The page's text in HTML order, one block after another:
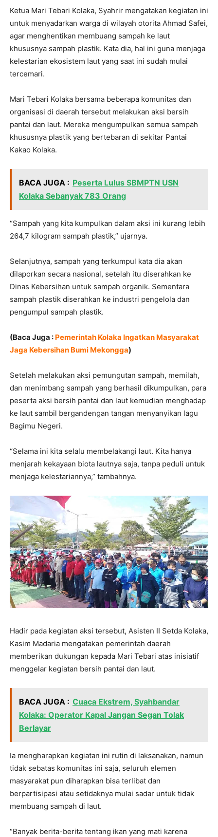
Ketua Mari Tebari Kolaka, Syahrir mengatakan kegiatan ini
untuk menyadarkan warga di wilayah otorita Ahmad Safei,
agar menghentikan membuang sampah ke laut
khususnya sampah plastik. Kata dia, hal ini guna menjaga
kelestarian ekosistem laut yang saat ini sudah mulai
tercemari.
Mari Tebari Kolaka bersama beberapa komunitas dan
organisasi di daerah tersebut melakukan aksi bersih
pantai dan laut. Mereka mengumpulkan semua sampah
khususnya plastik yang bertebaran di sekitar Pantai
Kakao Kolaka.
BACA JUGA : Peserta Lulus SBMPTN USN
Kolaka Sebanyak 783 Orang
“Sampah yang kita kumpulkan dalam aksi ini kurang lebih
264,7 kilogram sampah plastik,” ujarnya.
Selanjutnya, sampah yang terkumpul kata dia akan
dilaporkan secara nasional, setelah itu diserahkan ke
Dinas Kebersihan untuk sampah organik. Sementara
sampah plastik diserahkan ke industri pengelola dan
pengumpul sampah plastik.
(Baca Juga : Pemerintah Kolaka Ingatkan Masyarakat
Jaga Kebersihan Bumi Mekongga)
Setelah melakukan aksi pemungutan sampah, memilah,
dan menimbang sampah yang berhasil dikumpulkan, para
peserta aksi bersih pantai dan laut kemudian menghadap
ke laut sambil bergandengan tangan menyanyikan lagu
Bagimu Negeri.
“Selama ini kita selalu membelakangi laut. Kita hanya
menjarah kekayaan biota lautnya saja, tanpa peduli untuk
menjaga kelestariannya,” tambahnya.
Hadir pada kegiatan aksi tersebut, Asisten II Setda Kolaka,
Kasim Madaria mengatakan pemerintah daerah
memberikan dukungan kepada Mari Tebari atas inisiatif
menggelar kegiatan bersih pantai dan laut.
BACA JUGA : Cuaca Ekstrem, Syahbandar
Kolaka: Operator Kapal Jangan Segan Tolak
Berlayar
Ia mengharapkan kegiatan ini rutin di laksanakan, namun
tidak sebatas komunitas ini saja, seluruh elemen
masyarakat pun diharapkan bisa terlibat dan
berpartisipasi atau setidaknya mulai sadar untuk tidak
membuang sampah di laut.
“Banyak berita-berita tentang ikan yang mati karena